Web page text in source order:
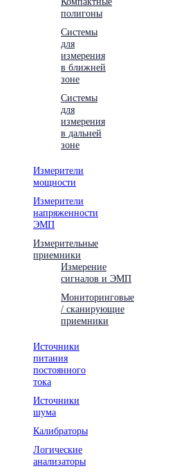
полигоны
Системы
для
измерения
в ближней
зоне
Системы
для
измерения
в дальней
зоне
Измерители
мощности
Измерители
напряженности
ЭМП
Измерительные
приемники
Измерение
сигналов и ЭМП
Мониторинговые
/ сканирующие
приемники
Источники
питания
постоянного
тока
Источники
шума
Калибраторы
Логические
анализаторы